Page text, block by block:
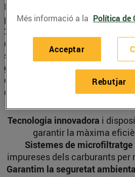
Les nostres
per oferir-te comoditat, rapidesa
24 h, els 365 dies de l’any.
d’
autoservei
et permeten
sense cues i amb total
gasolinera barata i propera,
opció per cuidar la teva butxaca
qualitat.
Tecnologia innovadora i
garantir la màxima
Sistemes de microfiltratge
impureses dels carburants
Garantim la seguretat
Més informació a la Política de
Rebutjar
Acceptar